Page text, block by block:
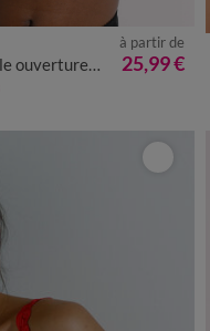
- avec armatures
à partir de
25,99 €